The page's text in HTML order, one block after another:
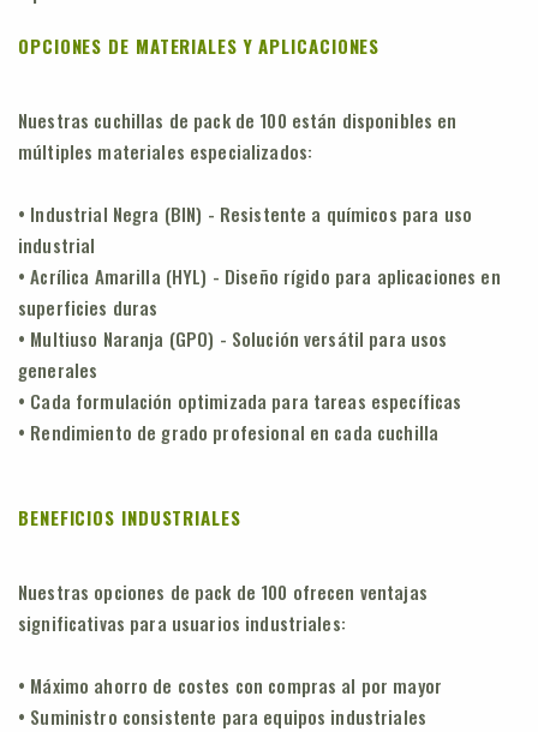
OPCIONES DE MATERIALES Y APLICACIONES
Nuestras cuchillas de pack de 100 están disponibles en
múltiples materiales especializados:
• Industrial Negra (BIN) - Resistente a químicos para uso
industrial
• Acrílica Amarilla (HYL) - Diseño rígido para aplicaciones en
superficies duras
• Multiuso Naranja (GPO) - Solución versátil para usos
generales
• Cada formulación optimizada para tareas específicas
• Rendimiento de grado profesional en cada cuchilla
BENEFICIOS INDUSTRIALES
Nuestras opciones de pack de 100 ofrecen ventajas
significativas para usuarios industriales:
• Máximo ahorro de costes con compras al por mayor
• Suministro consistente para equipos industriales